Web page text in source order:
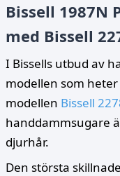
Bissell 1987N
med Bissell
I Bissells utbud av
modellen som heter
modellen Bissell
handdammsugare
djurhår.
Den största